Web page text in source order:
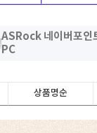
ASRock 네이버포인
PC
상품명순